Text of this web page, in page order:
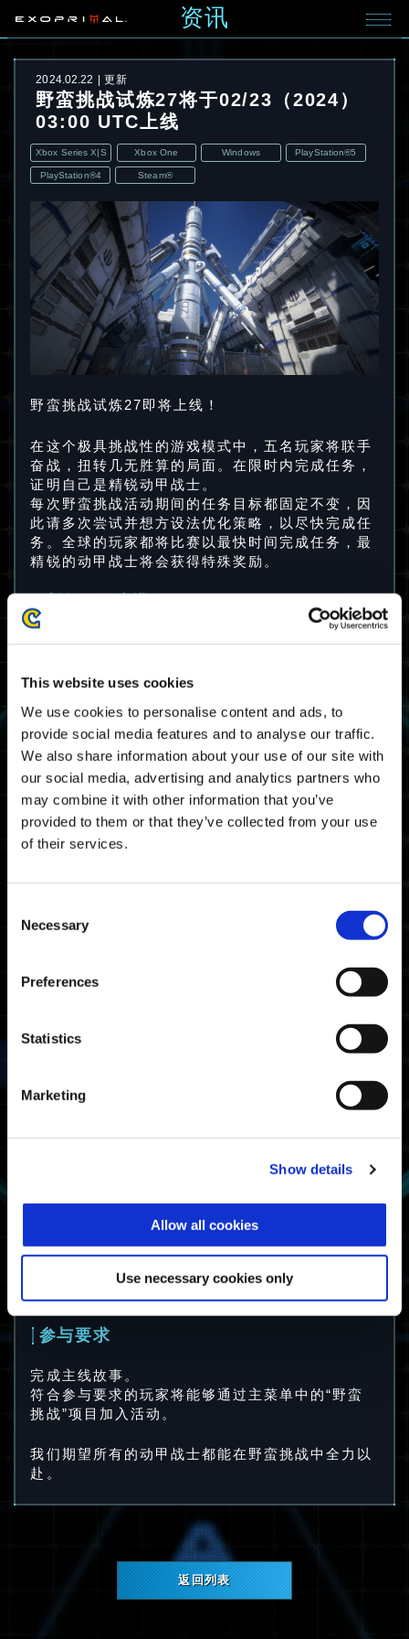
This website uses cookies
We use cookies to personalise content and ads, to
provide social media features and to analyse our traffic.
We also share information about your use of our site with
our social media, advertising and analytics partners who
may combine it with other information that you’ve
provided to them or that they’ve collected from your use
of their services.
Selection
Necessary
Preferences
Statistics
Marketing
Show details
Allow all cookies
Use necessary cookies only
资讯
2024.02.22 更新
野蛮挑战试炼27将于02/23（2024）
03:00 UTC上线
Xbox Series X|S Xbox One Windows PlayStation®5
PlayStation®4 Steam®
野蛮挑战试炼27即将上线！
在这个极具挑战性的游戏模式中，五名玩家将联手
奋战，扭转几无胜算的局面。在限时内完成任务，
证明自己是精锐动甲战士。
每次野蛮挑战活动期间的任务目标都固定不变，因
此请多次尝试并想方设法优化策略，以尽快完成任
务。全球的玩家都将比赛以最快时间完成任务，最
精锐的动甲战士将会获得特殊奖励。
23/02 2024 03:00 UTC ～ 27/02 2024 02:59
02/22 2024 19:00 PST ～ 02/26 2024 18:59
地图
太空梯
奖励
至少完成一次野蛮挑战。
可获得的嘉奖
挑战大师
战士
的嘉奖。排名计算完成后，将在主菜单上显示战
绩。完成时间排名因平台而异。获得多项排名嘉奖
参与要求
完成主线故事。
符合参与要求的玩家将能够通过主菜单中的“野蛮
挑战”项目加入活动。
我们期望所有的动甲战士都能在野蛮挑战中全力以
赴。
返回列表